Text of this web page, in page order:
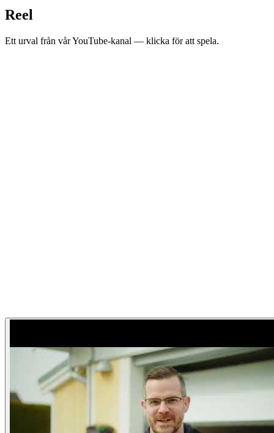
Reel
Ett urval från vår YouTube-kanal — klicka för att spela.
Garageportexperten